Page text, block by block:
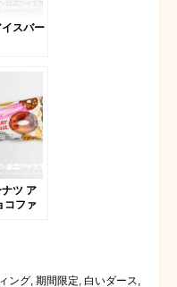
スバー
ナツ ア
コファ
ング, 期間限定, 白いダース,